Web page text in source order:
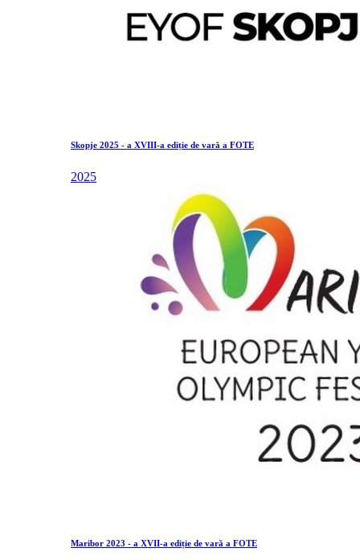
Skopje 2025 - a XVIII-a ediție de vară a FOTE
2025
Maribor 2023 - a XVII-a ediție de vară a FOTE